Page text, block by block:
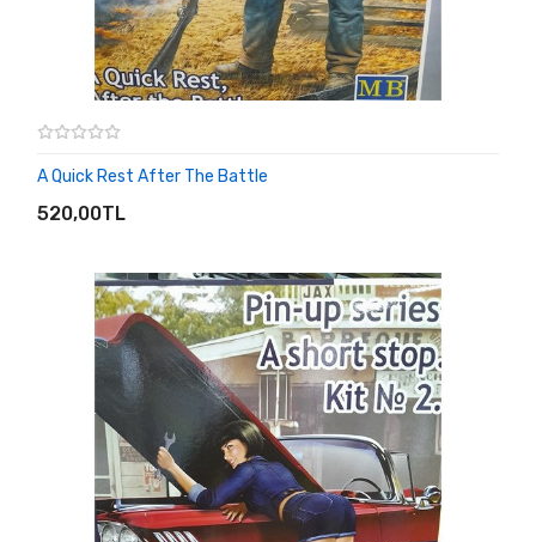
A Quick Rest After The Battle
520,00TL